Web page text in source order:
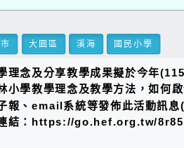
大園區 溪海 國民小學
理念及分享教學成果擬於今年
小學教學理念及教學方法，如何
報、email系統等發佈此活動訊
結：https://go.hef.org.tw/